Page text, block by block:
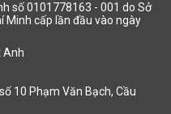
số 0101778163 - 001 do Sở
Minh cấp lần đầu vào ngày
Anh
10 Phạm Văn Bạch, Cầu